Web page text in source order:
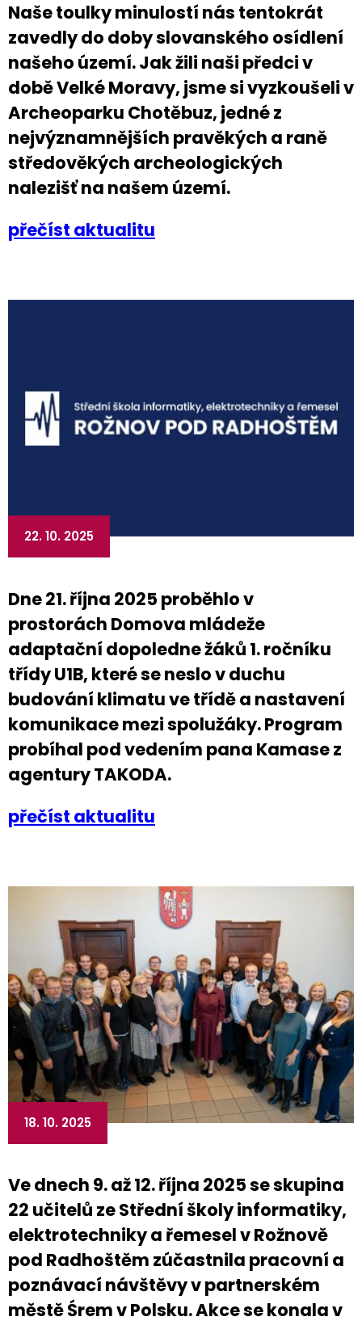
Naše toulky minulostí nás tentokrát
zavedly do doby slovanského osídlení
našeho území. Jak žili naši předci v
době Velké Moravy, jsme si vyzkoušeli v
Archeoparku Chotěbuz, jedné z
nejvýznamnějších pravěkých a raně
středověkých archeologických
nalezišť na našem území.
přečíst aktualitu
22. 10. 2025
Dne 21. října 2025 proběhlo v
prostorách Domova mládeže
adaptační dopoledne žáků 1. ročníku
třídy U1B, které se neslo v duchu
budování klimatu ve třídě a nastavení
komunikace mezi spolužáky. Program
probíhal pod vedením pana Kamase z
agentury TAKODA.
přečíst aktualitu
18. 10. 2025
Ve dnech 9. až 12. října 2025 se skupina
22 učitelů ze Střední školy informatiky,
elektrotechniky a řemesel v Rožnově
pod Radhoštěm zúčastnila pracovní a
poznávací návštěvy v partnerském
městě Śrem v Polsku. Akce se konala v